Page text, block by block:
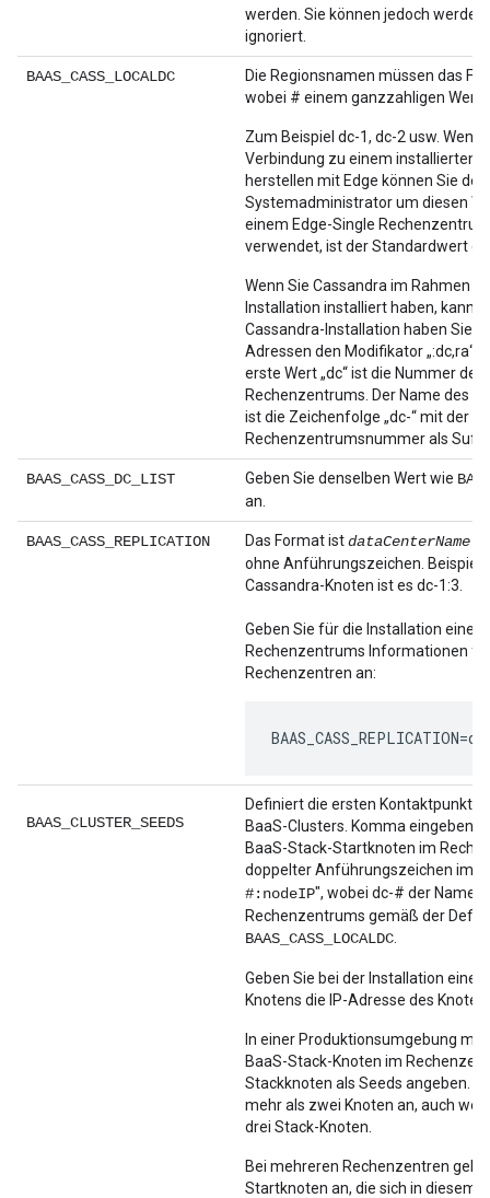
werden. Sie können jedoch werden
ignoriert.
BAAS_CASS_LOCALDC
Die Regionsnamen müssen das
wobei # einem ganzzahligen Wert
Zum Beispiel dc-1, dc-2 usw. Wenn
Verbindung zu einem installierten
herstellen mit Edge können Sie
Systemadministrator um diesen
einem Edge-Single
verwendet, ist der Standardwert
Wenn Sie Cassandra im Rahmen
Installation installiert haben, kann
Cassandra-Installation haben Sie
Adressen den Modifikator „:dc,ra“
erste Wert „dc“ ist die Nummer des
Rechenzentrums. Der Name des
ist die Zeichenfolge „dc-“ mit der
Rechenzentrumsnummer als
BAAS_CASS_DC_LIST Geben Sie denselben Wert wie
an.
BAAS_CASS_REPLICATION Das Format ist
ohne Anführungszeichen. Beispiel:
Cassandra-Knoten ist es dc-1:3.
Geben Sie für die Installation eines
Rechenzentrums Informationen
Rechenzentren an:
BAAS_CLUSTER_SEEDS
Definiert die ersten Kontaktpunkte
BaaS-Clusters. Komma eingeben
BaaS-Stack-Startknoten im
doppelter Anführungszeichen im
#:nodeIP", wobei dc-# der Name
Rechenzentrums gemäß der
BAAS_CASS_LOCALDC
Geben Sie bei der Installation
Knotens die IP-Adresse des
In einer Produktionsumgebung mit
BaaS-Stack-Knoten im
Stackknoten als Seeds angeben.
mehr als zwei Knoten an, auch
drei Stack-Knoten.
Bei mehreren Rechenzentren
Startknoten an, die sich in diesem